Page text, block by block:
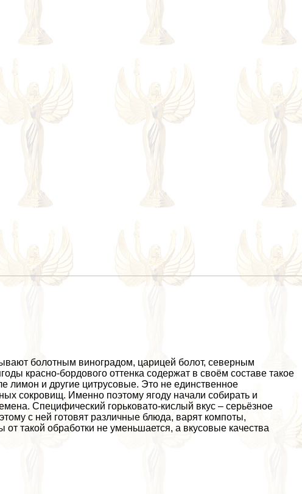
болотным виноградом, царицей болот, северным
красно-бордового оттенка содержат в своём составе такое
лимон и другие цитрусовые. Это не единственное
сокровищ. Именно поэтому ягоду начали собирать и
Специфический горьковато-кислый вкус – серьёзное
с ней готовят различные блюда, варят компоты,
такой обработки не уменьшается, а вкусовые качества